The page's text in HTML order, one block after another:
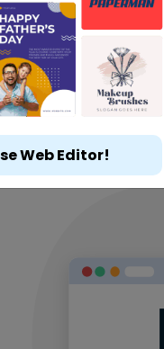
Web Editor!